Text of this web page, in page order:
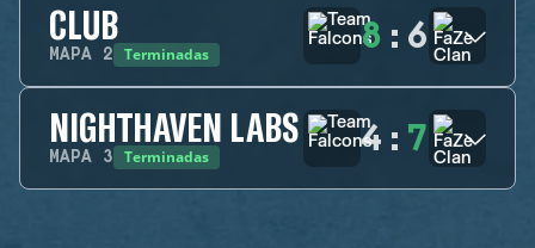
CLUB
MAPA 2 Terminadas 8 : 6
NIGHTHAVEN LABS
MAPA 3 Terminadas 4 : 7